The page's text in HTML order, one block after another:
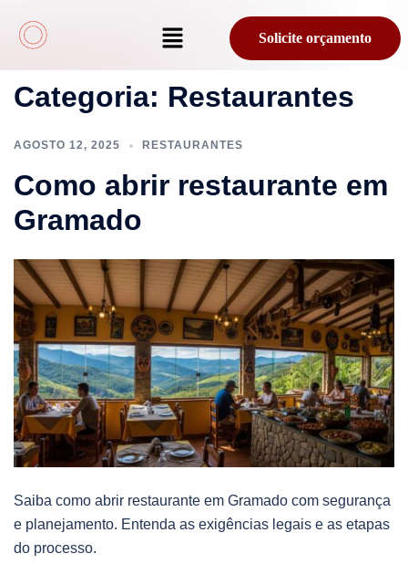
Solicite orçamento
Categoria: Restaurantes
AGOSTO 12, 2025 RESTAURANTES
Como abrir restaurante em
Gramado
Saiba como abrir restaurante em Gramado com segurança
e planejamento. Entenda as exigências legais e as etapas
do processo.